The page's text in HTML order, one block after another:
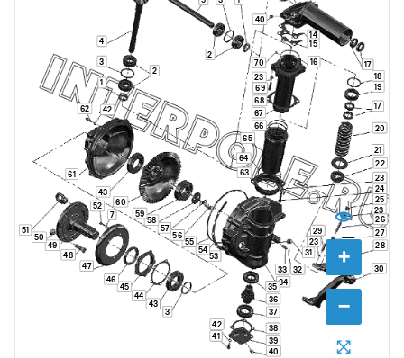
+
−
1
2
2
3
3
4
7
14
15
16
17
17
18
19
20
21
22
23
23
23
23
24
25
26
27
28
29
30
31
32
33
34
35
36
37
38
39
40
40
41
42
42
43
43
44
45
46
47
48
49
50
51
52
53
54
55
56
57
58
59
60
61
62
63
64
65
66
67
68
69
70